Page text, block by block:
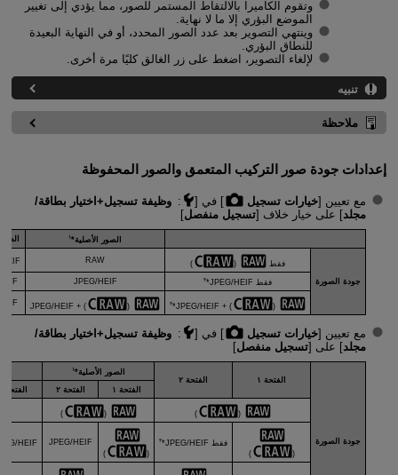
وتقوم الكاميرا بالالتقاط المستمر للصور، مما يؤدي إلى تغيير
الموضع البؤري إلا ما لا نهاية.
وينتهي التصوير بعد عدد الصور المحدد، أو في النهاية البعيدة
للنطاق البؤري.
لإلغاء التصوير، اضغط على زر الغالق كليًا مرة أخرى.
تنبيه
ملاحظة
إعدادات جودة صور التركيب المتعمق والصور المحفوظة
مع تعيين [خيارات تسجيل ] في [ : وظيفة تسجيل+اختيار بطاقة/
مجلد] على خيار خلاف [تسجيل منفصل]
الصور الأصلية*١
جودة الصورة
فقط (
)
RAW
فقط JPEG/HEIF* ٣ JPEG/HEIF
(
) + JPEG/HEIF* ٣ (
) + JPEG/HEIF
مع تعيين [خيارات تسجيل ] في [ : وظيفة تسجيل+اختيار بطاقة/
مجلد] على [تسجيل منفصل]
جودة الصورة
الفتحة ١ الفتحة ٢
الصور الأصلية*١
الفتحة ١ الفتحة ٢ الفتحة ١
(
)
(
)
(
)
فقط JPEG/HEIF* ٣
(
)
JPEG/HEIF
HEIF*